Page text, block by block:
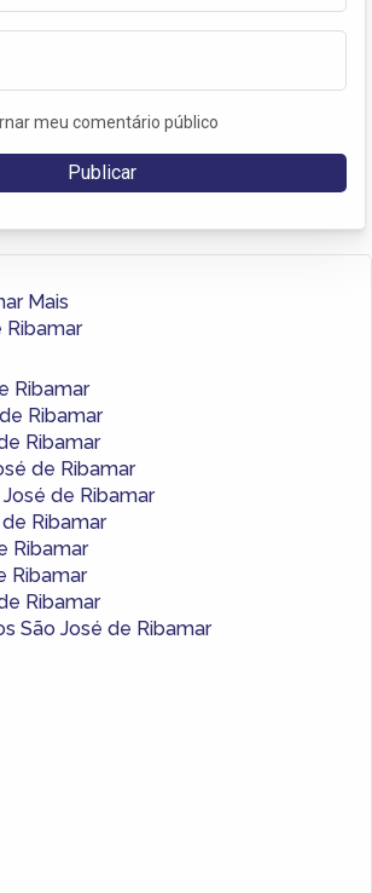
meu comentário público
Mais
Ribamar
Ribamar
Ribamar
Ribamar
de Ribamar
de Ribamar
Ribamar
Ribamar
Ribamar
Ribamar
São José de Ribamar